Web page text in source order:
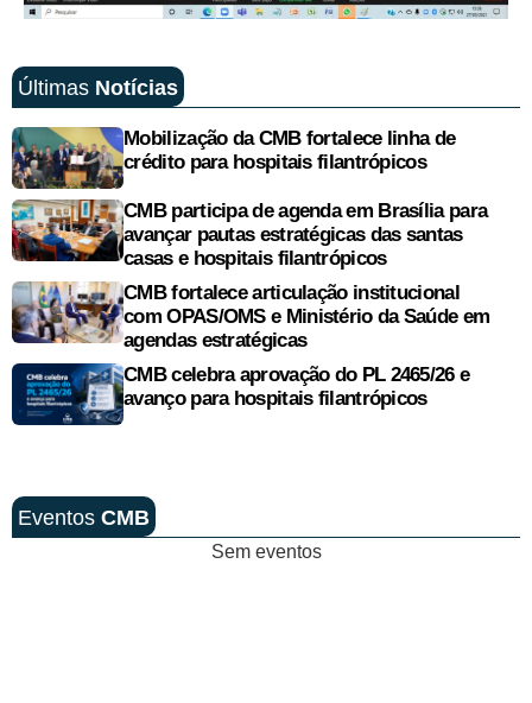
Últimas Notícias
Mobilização da CMB fortalece linha de
crédito para hospitais filantrópicos
CMB participa de agenda em Brasília para
avançar pautas estratégicas das santas
casas e hospitais filantrópicos
CMB fortalece articulação institucional
com OPAS/OMS e Ministério da Saúde em
agendas estratégicas
CMB celebra aprovação do PL 2465/26 e
avanço para hospitais filantrópicos
Eventos CMB
Sem eventos